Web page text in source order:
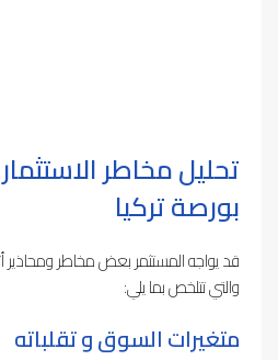
تحليل مخاطر
بورصة تركيا
قد يواجه المستثمر بعض مخاطر ومحاذير
والتي تتلخص بما يلي:
متغيرات السوق و تقلباته